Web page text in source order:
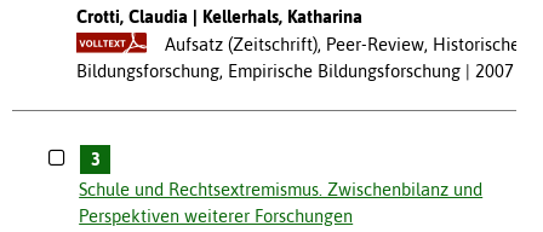
Crotti, Claudia
Kellerhals, Katharina
Aufsatz (Zeitschrift), Peer-Review, Historische
Bildungsforschung, Empirische Bildungsforschung
2007
3
Schule und Rechtsextremismus. Zwischenbilanz und
Perspektiven weiterer Forschungen